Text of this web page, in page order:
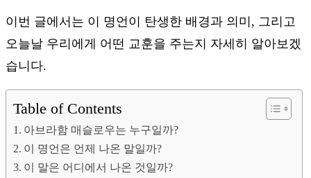
이번 글에서는 이 명언이 탄생한 배경과 의미, 그리고
오늘날 우리에게 어떤 교훈을 주는지 자세히 알아보겠
습니다.
Table of Contents
아브라함 매슬로우는 누구일까?
이 명언은 언제 나온 말일까?
이 말은 어디에서 나온 것일까?